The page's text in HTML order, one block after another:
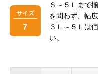
サイズ
7
Ｓ～５Ｌまで
を問わず、幅
３Ｌ～５Ｌは
い。